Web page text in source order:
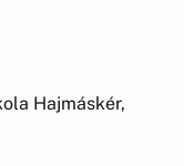
Hajmáskér,